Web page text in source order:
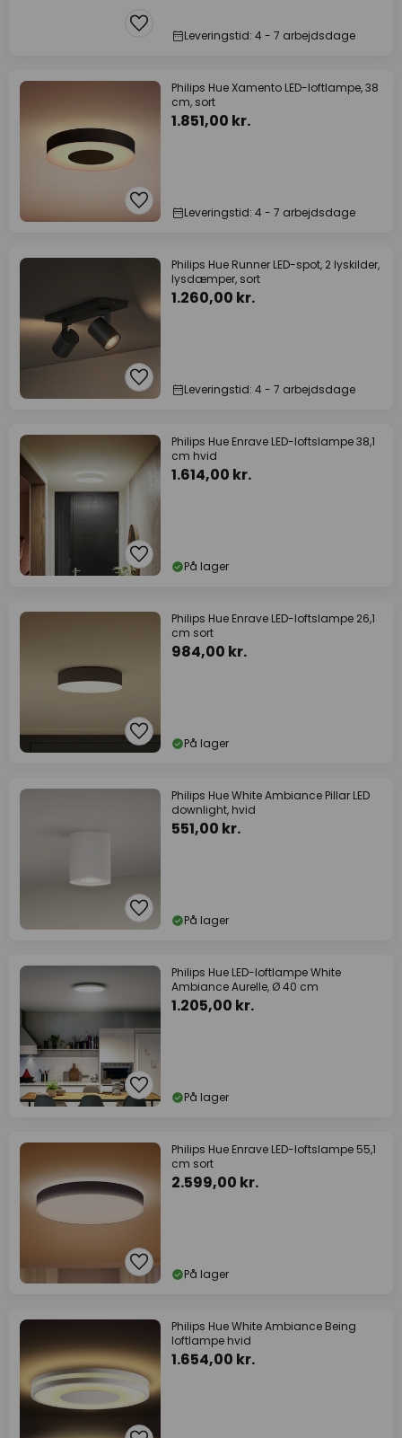
Leveringstid: 4 - 7 arbejdsdage
Philips Hue Xamento LED-loftlampe, 38
cm, sort
1.851,00 kr.
Leveringstid: 4 - 7 arbejdsdage
Philips Hue Runner LED-spot, 2 lyskilder,
lysdæmper, sort
1.260,00 kr.
Leveringstid: 4 - 7 arbejdsdage
Philips Hue Enrave LED-loftslampe 38,1
cm hvid
1.614,00 kr.
På lager
Philips Hue Enrave LED-loftslampe 26,1
cm sort
984,00 kr.
På lager
Philips Hue White Ambiance Pillar LED
downlight, hvid
551,00 kr.
På lager
Philips Hue LED-loftlampe White
Ambiance Aurelle, Ø 40 cm
1.205,00 kr.
På lager
Philips Hue Enrave LED-loftslampe 55,1
cm sort
2.599,00 kr.
På lager
Philips Hue White Ambiance Being
loftlampe hvid
1.654,00 kr.